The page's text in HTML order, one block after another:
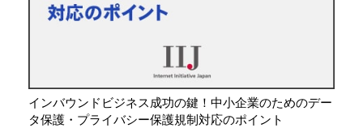
インバウンドビジネス成功の鍵！中小企業のためのデー
タ保護・プライバシー保護規制対応のポイント